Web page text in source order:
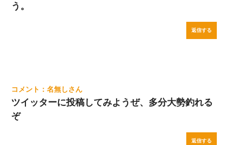
う。
返信する
名無し
ツイッターに投稿してみようぜ、多分大勢釣れる
ぞ
返信する